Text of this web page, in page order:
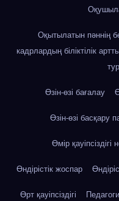
Оқытылатын пәннің
кадрлардың біліктілік
Өзін-өзі бағалау
Өзін-өзі басқару
Өмір қауіпсіздігі
Өндірістік жоспар
Өрт қауіпсіздігі